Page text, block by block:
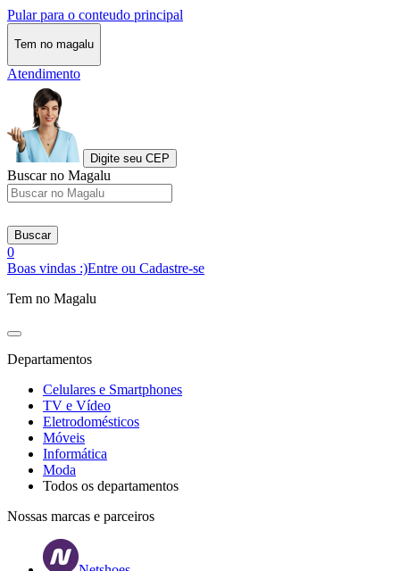
Pular para o conteudo principal
Tem no magalu
Atendimento
Digite seu CEP
Buscar no Magalu
Buscar
0
Boas vindas :)Entre ou Cadastre-se
Tem no Magalu
Departamentos
Celulares e Smartphones
TV e Vídeo
Eletrodomésticos
Móveis
Informática
Moda
Todos os departamentos
Nossas marcas e parceiros